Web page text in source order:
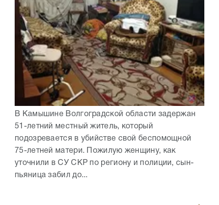
В Камышине Волгоградской области задержан
51-летний местный житель, который
подозревается в убийстве свой беспомощной
75-летней матери. Пожилую женщину, как
уточнили в СУ СКР по региону и полиции, сын-
пьяница забил до...